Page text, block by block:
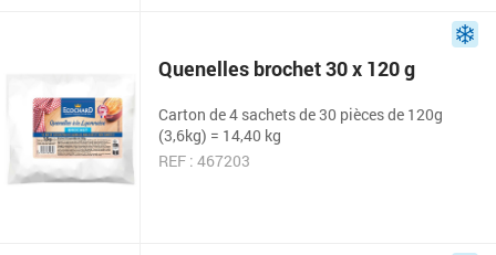
Quenelles brochet 30 x 120 g
Carton de 4 sachets de 30 pièces de 120g
(3,6kg) = 14,40 kg
REF : 467203